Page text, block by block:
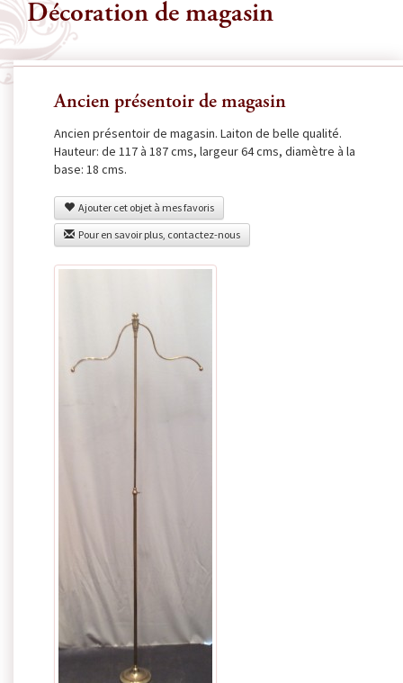
Décoration de magasin
Ancien présentoir de magasin
Ancien présentoir de magasin. Laiton de belle qualité.
Hauteur: de 117 à 187 cms, largeur 64 cms, diamètre à la
base: 18 cms.
Ajouter cet objet à mes favoris
Pour en savoir plus, contactez-nous